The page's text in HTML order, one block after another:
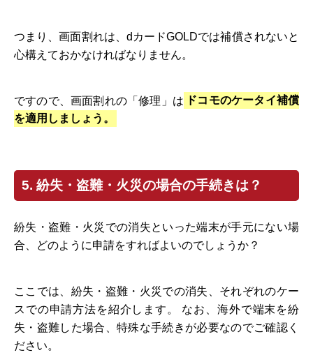
つまり、画面割れは、dカードGOLDでは補償されないと
心構えておかなければなりません。
ですので、画面割れの「修理」は
ドコモのケータイ補償
を適用しましょう。
5. 紛失・盗難・火災の場合の手続きは？
紛失・盗難・火災での消失といった端末が手元にない場
合、どのように申請をすればよいのでしょうか？
ここでは、紛失・盗難・火災での消失、それぞれのケー
スでの申請方法を紹介します。 なお、海外で端末を紛
失・盗難した場合、特殊な手続きが必要なのでご確認く
ださい。